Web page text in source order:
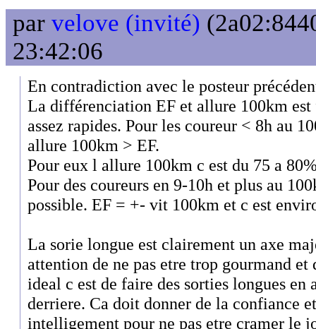
par velove (invité)
23:42:06
En contradiction avec le posteur
La différenciation EF et allure 100km est
assez rapides. Pour les coureur < 8h au
allure 100km > EF.
Pour eux l allure 100km c est du 75 a
Pour des coureurs en 9-10h et plus au
possible. EF = +- vit 100km et c est
La sorie longue est clairement un axe
attention de ne pas etre trop gourmand
ideal c est de faire des sorties longues en
derriere. Ca doit donner de la confiance
intelligement pour ne pas etre cramer le